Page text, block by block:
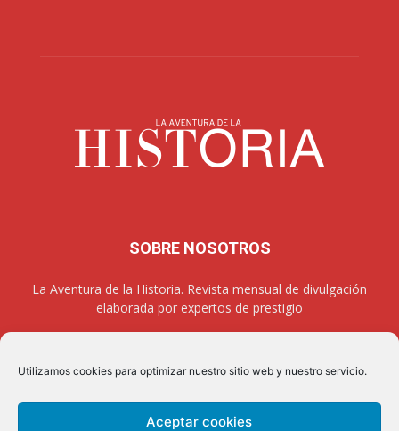
Utilizamos cookies para optimizar nuestro sitio web y nuestro servicio.
Aceptar cookies
SOBRE NOSOTROS
La Aventura de la Historia. Revista mensual de divulgación
elaborada por expertos de prestigio
SÍGUENOS